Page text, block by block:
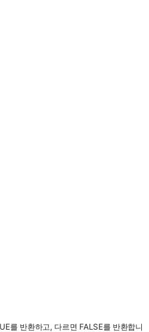
를 반환하고, 다르면 FALSE를 반환합니